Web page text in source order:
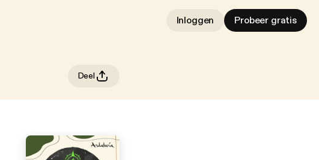
Inloggen Probeer gratis
Deel